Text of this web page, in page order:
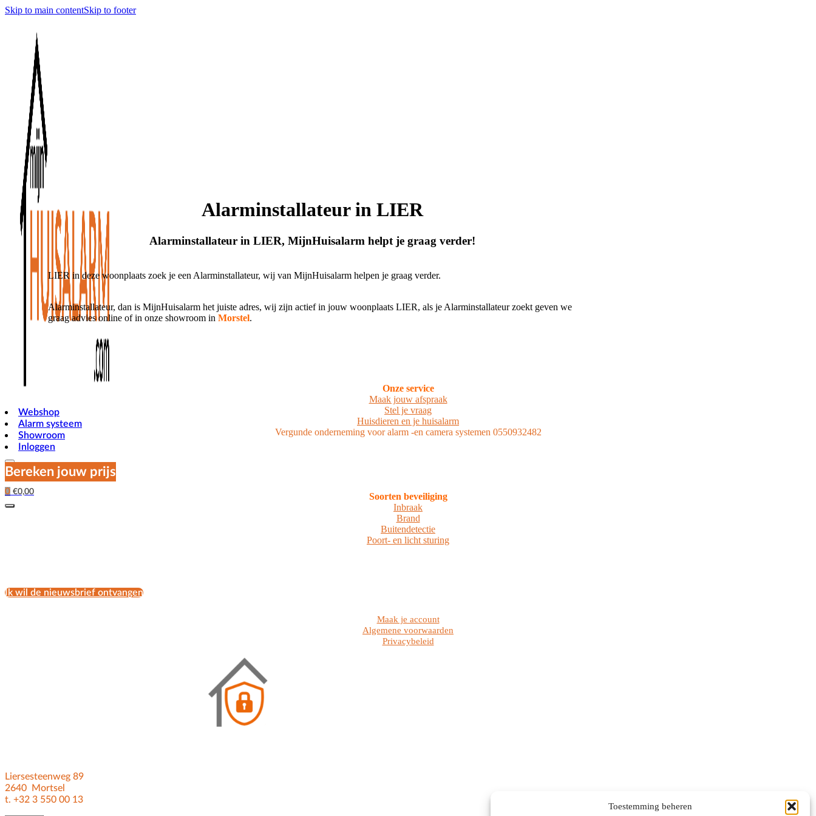
Toestemming beheren
Skip to main contentSkip to footer
Webshop
Alarm systeem
Showroom
Inloggen
Bereken jouw prijs
0 €0,00
Alarminstallateur in LIER
Alarminstallateur in LIER, MijnHuisalarm helpt je graag verder!
LIER in deze woonplaats zoek je een Alarminstallateur, wij van MijnHuisalarm helpen je graag verder.
Alarminstallateur, dan is MijnHuisalarm het juiste adres, wij zijn actief in jouw woonplaats LIER, als je Alarminstallateur zoekt geven we
graag advies online of in onze showroom in Morstel.
Onze service
Maak jouw afspraak
Stel je vraag
Huisdieren en je huisalarm
Vergunde onderneming voor alarm -en camera systemen 0550932482
Soorten beveiliging
Inbraak
Brand
Buitendetectie
Poort- en licht sturing
Ik wil de nieuwsbrief ontvangen
Maak je account
Algemene voorwaarden
Privacybeleid
Liersesteenweg 89
2640 Mortsel
t. +32 3 550 00 13